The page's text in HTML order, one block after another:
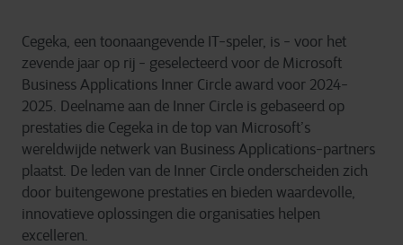
Cegeka, een toonaangevende IT-speler, is - voor het
zevende jaar op rij - geselecteerd voor de Microsoft
Business Applications Inner Circle award voor 2024-
2025. Deelname aan de Inner Circle is gebaseerd op
prestaties die Cegeka in de top van Microsoft’s
wereldwijde netwerk van Business Applications-partners
plaatst. De leden van de Inner Circle onderscheiden zich
door buitengewone prestaties en bieden waardevolle,
innovatieve oplossingen die organisaties helpen
excelleren.